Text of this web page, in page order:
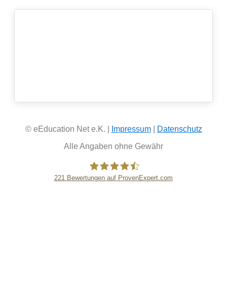
© eEducation Net e.K. | Impressum|
Datenschutz
Alle Angaben ohne Gewähr
221 Bewertungen auf ProvenExpert.com